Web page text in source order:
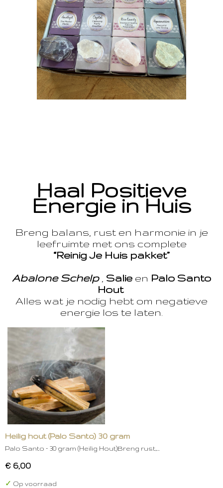
Haal Positieve
Energie in Huis
Breng balans, rust en harmonie in je
leefruimte met ons complete
“Reinig Je Huis pakket”
Abalone Schelp, Salie en Palo Santo
Hout
Alles wat je nodig hebt om negatieve
energie los te laten.
Heilig hout (Palo Santo) 30 gram
Palo Santo – 30 gram (Heilig Hout)Breng rust,…
€ 6,00
✓ Op voorraad